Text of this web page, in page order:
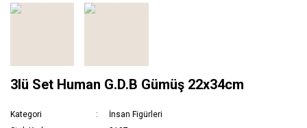
3lü Set Human G.D.B Gümüş 22x34cm
Kategori
İnsan Figürleri